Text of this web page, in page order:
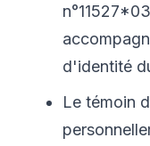
d'identité
Le témoin